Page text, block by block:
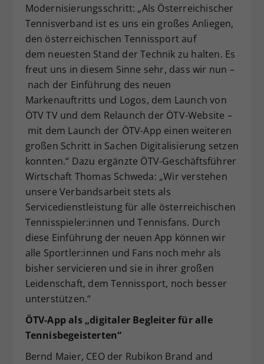
Modernisierungsschritt: „Als Österreichischer
Tennisverband ist es uns ein großes Anliegen,
den österreichischen Tennissport auf
dem neuesten Stand der Technik zu halten. Es
freut uns in diesem Sinne sehr, dass wir nun –
nach der Einführung des neuen
Markenauftritts und Logos, dem Launch von
ÖTV TV und dem Relaunch der ÖTV-Website –
mit dem Launch der ÖTV-App einen weiteren
großen Schritt in Sachen Digitalisierung setzen
konnten.“ Dazu ergänzte ÖTV-Geschäftsführer
Wirtschaft Thomas Schweda: „Wir verstehen
unsere Verbandsarbeit stets als
Servicedienstleistung für alle österreichischen
Tennisspieler:innen und Tennisfans. Durch
diese Einführung der neuen App können wir
alle Sportler:innen und Fans noch mehr als
bisher servicieren und sie in ihrer großen
Leidenschaft, dem Tennissport, noch besser
unterstützen.“
ÖTV-App als „digitaler Begleiter für alle
Tennisbegeisterten“
Bernd Maier, CEO der Rubikon Brand and